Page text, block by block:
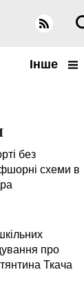
Інше
без
схеми в
про
Ткача